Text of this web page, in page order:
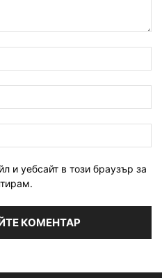
и уебсайт в този браузър за